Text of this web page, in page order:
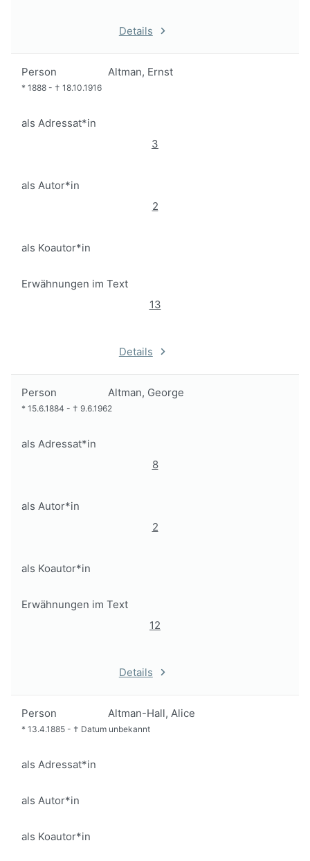
Details
Person Altman, Ernst
* 1888 - † 18.10.1916
als Adressat*in
3
als Autor*in
2
als Koautor*in
Erwähnungen im Text
13
Details
Person Altman, George
* 15.6.1884 - † 9.6.1962
als Adressat*in
8
als Autor*in
2
als Koautor*in
Erwähnungen im Text
12
Details
Person Altman-Hall, Alice
* 13.4.1885 - † Datum unbekannt
als Adressat*in
als Autor*in
als Koautor*in